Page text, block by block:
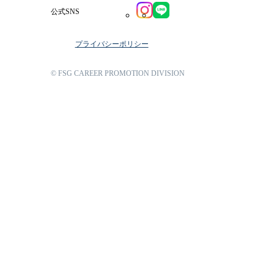
公式SNS
プライバシーポリシー
© FSG CAREER PROMOTION DIVISION